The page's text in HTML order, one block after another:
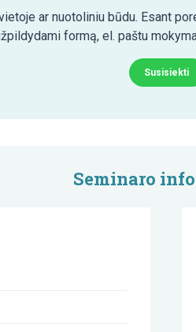
ar nuotoliniu būdu. Esant
formą, el. paštu
Susisiekti
Seminaro